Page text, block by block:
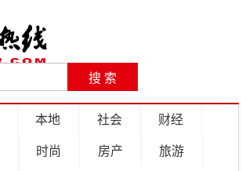
本地 社会 财经
时尚 房产 旅游